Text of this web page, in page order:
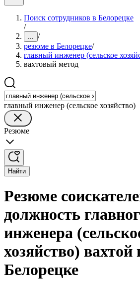
Поиск сотрудников в Белорецке
/
... /
резюме в Белорецке/
главный инженер (сельское
вахтовый метод
главный инженер (сельское хозяйство)
Резюме
Найти
Резюме
должность
инженера
хозяйство) вахтой
Белорецке